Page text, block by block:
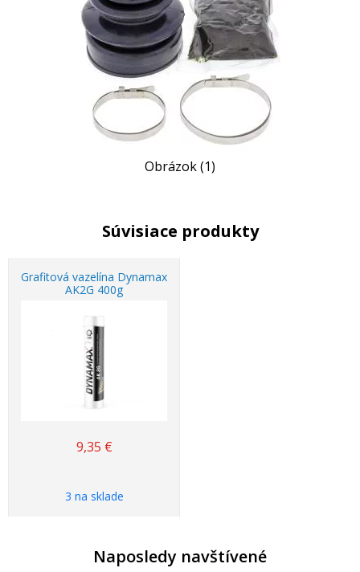
Obrázok (1)
Súvisiace produkty
Grafitová vazelína Dynamax
AK2G 400g
9,35 €
3 na sklade
Naposledy navštívené